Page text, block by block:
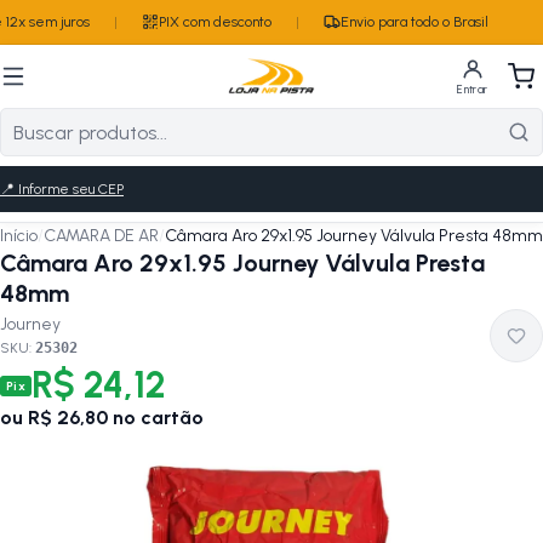
sem juros PIX com desconto Envio para todo o Brasil
Entrar
📍 Informe seu CEP
Início/CAMARA DE AR/Câmara Aro 29x1.95 Journey Válvula Presta 48mm
Câmara Aro 29x1.95 Journey Válvula Presta
48mm
Journey
SKU: 25302
Pix R$ 24,12
ou R$ 26,80 no cartão